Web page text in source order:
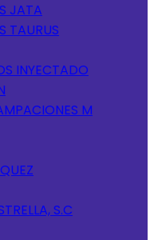
JATA
TAURUS
INYECTADO
M
S.C